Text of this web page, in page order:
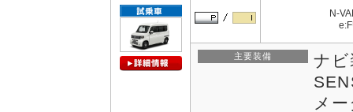
N-
主要装備
ナ
メ